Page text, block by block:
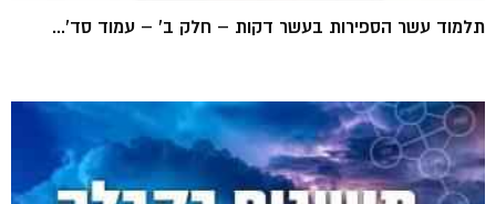
תלמוד עשר הספירות בעשר דקות – חלק ב' – עמוד סד'...